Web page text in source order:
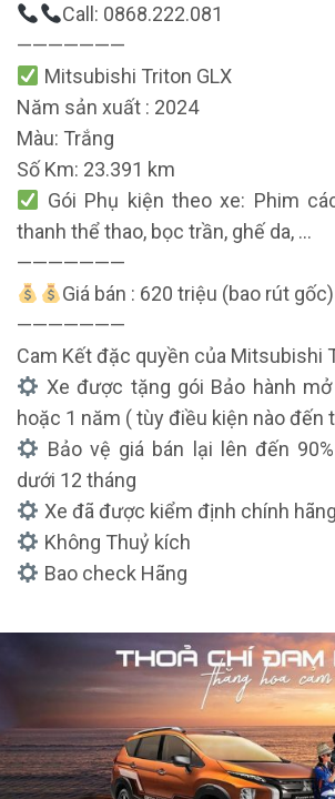
Call: 0868.222.081
———————
Mitsubishi Triton GLX
Năm sản xuất : 2024
Màu: Trắng
Số Km: 23.391 km
Gói Phụ kiện theo xe: Phim
thanh thể thao, bọc trần, ghế da, …
———————
Giá bán : 620 triệu (bao rút gốc)
———————
Cam Kết đặc quyền của Mitsubishi
Xe được tặng gói Bảo hành
hoặc 1 năm ( tùy điều kiện nào đến
Bảo vệ giá bán lại lên đến
dưới 12 tháng
Xe đã được kiểm định chính
Không Thuỷ kích
Bao check Hãng